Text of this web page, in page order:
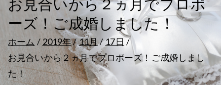
お見合いから２ヵ月でプロポ
ーズ！ご成婚しました！
ホーム 2019年 11月
17日
お見合いから２ヵ月でプロポーズ！ご成婚しまし
た！